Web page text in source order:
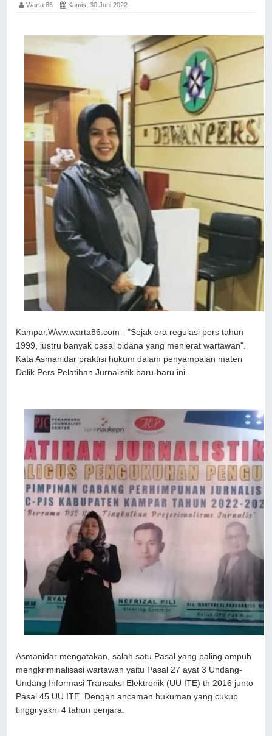
Warta 86 Kamis, 30 Juni 2022
Kampar,Www.warta86.com - "Sejak era regulasi pers tahun
1999, justru banyak pasal pidana yang menjerat wartawan".
Kata Asmanidar praktisi hukum dalam penyampaian materi
Delik Pers Pelatihan Jurnalistik baru-baru ini.
Asmanidar mengatakan, salah satu Pasal yang paling ampuh
mengkriminalisasi wartawan yaitu Pasal 27 ayat 3 Undang-
Undang Informasi Transaksi Elektronik (UU ITE) th 2016 junto
Pasal 45 UU ITE. Dengan ancaman hukuman yang cukup
tinggi yakni 4 tahun penjara.